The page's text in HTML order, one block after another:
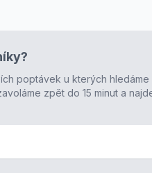
poptávek u kterých hledáme
zpět do 15 minut a